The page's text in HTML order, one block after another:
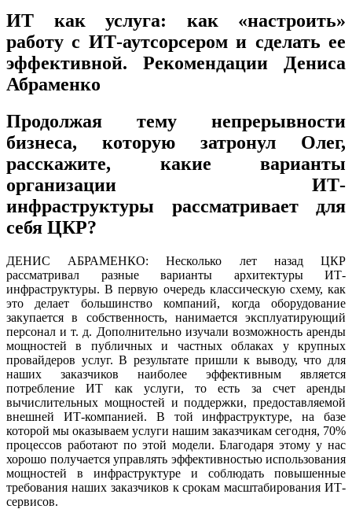
ИТ как услуга: как «настроить»
работу с ИТ-аутсорсером и сделать ее
эффективной. Рекомендации Дениса
Абраменко
Продолжая тему непрерывности
бизнеса, которую затронул Олег,
расскажите, какие варианты
организации ИТ-
инфраструктуры рассматривает для
себя ЦКР?
ДЕНИС АБРАМЕНКО: Несколько лет назад ЦКР
рассматривал разные варианты архитектуры ИТ-
инфраструктуры. В первую очередь классическую схему, как
это делает большинство компаний, когда оборудование
закупается в собственность, нанимается эксплуатирующий
персонал и т. д. Дополнительно изучали возможность аренды
мощностей в публичных и частных облаках у крупных
провайдеров услуг. В результате пришли к выводу, что для
наших заказчиков наиболее эффективным является
потребление ИТ как услуги, то есть за счет аренды
вычислительных мощностей и поддержки, предоставляемой
внешней ИТ-компанией. В той инфраструктуре, на базе
которой мы оказываем услуги нашим заказчикам сегодня, 70%
процессов работают по этой модели. Благодаря этому у нас
хорошо получается управлять эффективностью использования
мощностей в инфраструктуре и соблюдать повышенные
требования наших заказчиков к срокам масштабирования ИТ-
сервисов.